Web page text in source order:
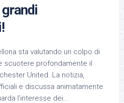
sta valutando un colpo di
scuotere profondamente il
United. La notizia,
e discussa animatamente
l’interesse dei...